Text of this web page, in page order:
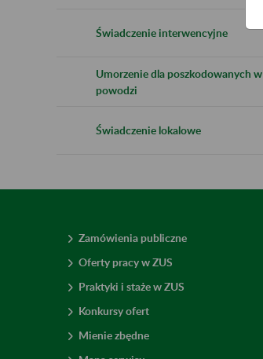
Świadczenie interwencyjne
Umorzenie dla poszkodowanych w
powodzi
Świadczenie lokalowe
Zamówienia publiczne
Oferty pracy w ZUS
Praktyki i staże w ZUS
Konkursy ofert
Mienie zbędne